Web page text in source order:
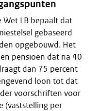
LB bepaalt dat
gebaseerd
opgebouwd. Het
pensioen dat na 40
dan 75 percent
loon tot dat
voorschriften voor
(vaststelling per